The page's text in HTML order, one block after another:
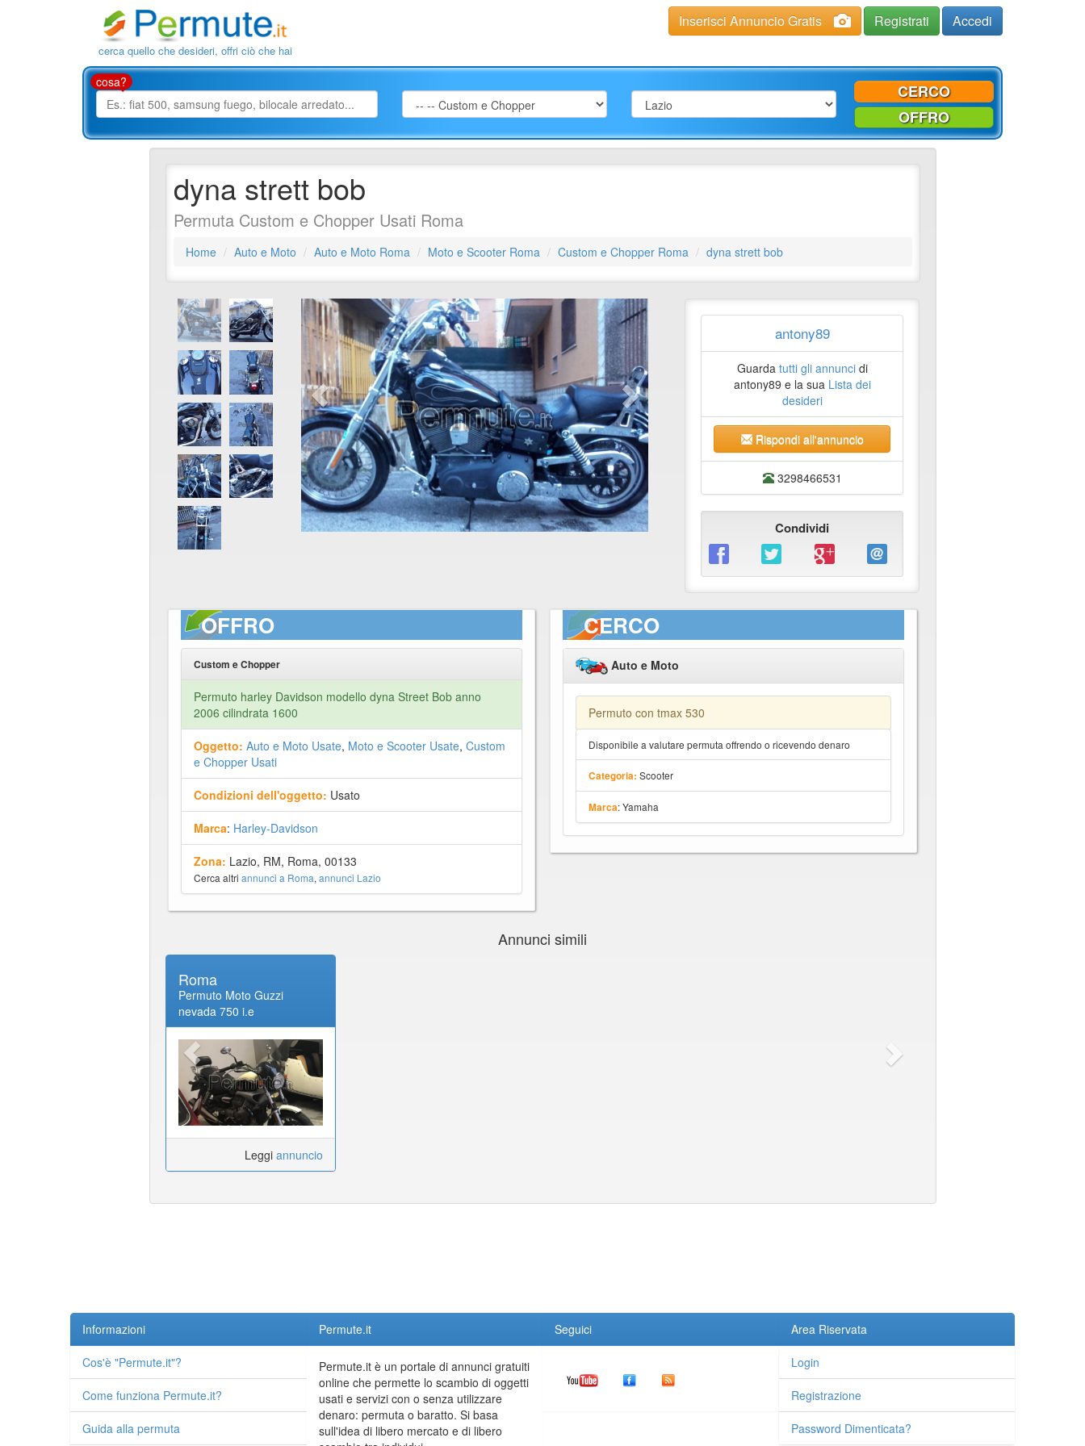
cerca quello che desideri, offri ciò che hai
Inserisci Annuncio Gratis Registrati Accedi
cosa?
CERCO
OFFRO
dyna strett bob
Permuta Custom e Chopper Usati Roma
Home Auto e Moto Auto e Moto Roma Moto e Scooter Roma Custom e Chopper Roma dyna strett bob
antony89
Guarda tutti gli annuncidi
antony89 e la sua Lista dei
desideri
Rispondi all'annuncio
3298466531
Condividi
OFFRO
Custom e Chopper
Permuto harley Davidson modello dyna Street Bob anno
2006 cilindrata 1600
Oggetto: Auto e Moto Usate, Moto e Scooter Usate, Custom
e Chopper Usati
Condizioni dell'oggetto: Usato
Marca: Harley-Davidson
Zona: Lazio, RM, Roma, 00133
Cerca altri annunci a Roma, annunci Lazio
CERCO
Auto e Moto
Permuto con tmax 530
Disponibile a valutare permuta offrendo o ricevendo denaro
Categoria: Scooter
Marca: Yamaha
Annunci simili
Roma
Permuto Moto Guzzi
nevada 750 i.e
Leggi annuncio
Informazioni
Cos'è "Permute.it"?
Come funziona Permute.it?
Guida alla permuta
Permute.it
Permute.it è un portale di annunci gratuiti
online che permette lo scambio di oggetti
usati e servizi con o senza utilizzare
denaro: permuta o baratto. Si basa
sull'idea di libero mercato e di libero
Seguici Area Riservata
Login
Registrazione
Password Dimenticata?